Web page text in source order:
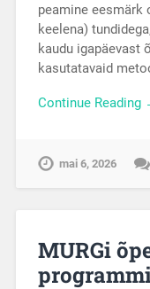
peamine eesmärk
keelena)
kaudu igapäevast
kasutatavaid
Continue Reading
mai 6, 2026
MURGi